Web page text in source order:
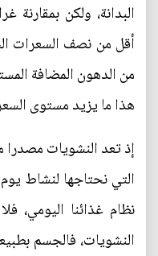
البدانة، ولكن
أقل من نصف السعرات
من الدهون المضافة
هذا ما يزيد مستوى
إذ تعد النشويات مصدرا
التي نحتاجها لنشاط
نظام غذائنا اليومي،
النشويات، فالجسم